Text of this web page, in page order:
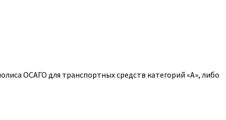
ОСАГО для транспортных средств категорий «A», либо